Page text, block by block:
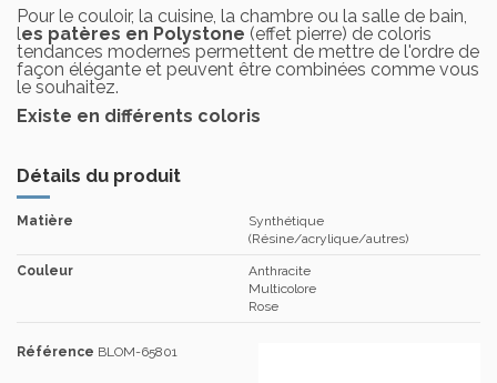
Pour le couloir, la cuisine, la chambre ou la salle de bain,
les patères en Polystone (effet pierre) de coloris
tendances modernes permettent de mettre de l'ordre de
façon élégante et peuvent être combinées comme vous
le souhaitez.
Existe en différents coloris
Détails du produit
Matière
Synthétique
(Résine/acrylique/autres)
Couleur
Anthracite
Multicolore
Rose
Référence BLOM-65801